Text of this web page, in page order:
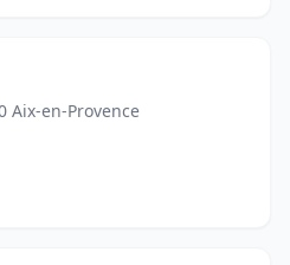
Aix-en-Provence